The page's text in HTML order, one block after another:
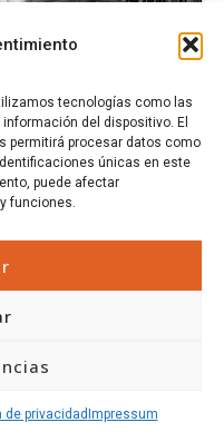
tecnologías como las
del dispositivo. El
permitirá procesar datos como
únicas en este
puede afectar
funciones.
privacidad Impressum
557 - INTERIOR CAFÉ
GIJÓN
Autor:Inza, Francisco
de (Curro)
Año:[1965]